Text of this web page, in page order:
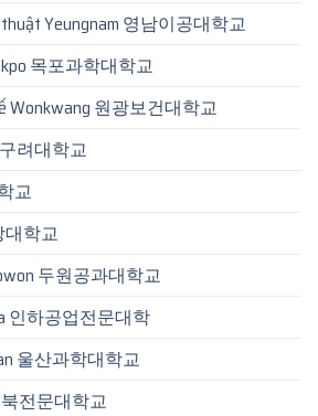
thuật Yeungnam 영남이공대학교
목포과학대학교
Wonkwang 원광보건대학교
려대학교
교
대학교
두원공과대학교
인하공업전문대학
울산과학대학교
북전문대학교